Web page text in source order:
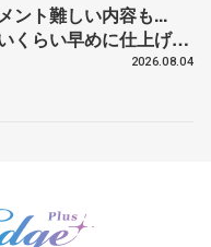
ント難しい内容も...
くらい早めに仕上げら
ジアンオープントロ
2026.08.04